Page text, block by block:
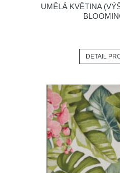
UMĚLÁ KVĚTINA
DETAIL